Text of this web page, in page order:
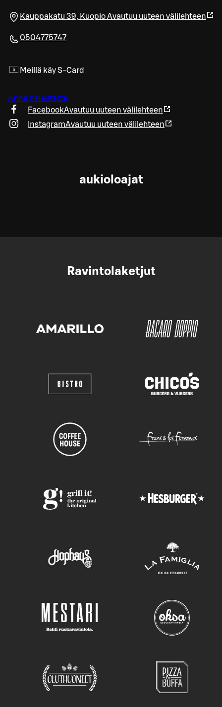
Kauppakatu 39, KuopioAvautuu uuteen välilehteen
0504775747
Meillä käy S-Card
Anna palautetta
FacebookAvautuu uuteen välilehteen
InstagramAvautuu uuteen välilehteen
aukioloajat
Ravintolaketjut